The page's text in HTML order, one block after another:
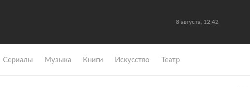
8 августа, 12:42
Сериалы Музыка Книги Искусство Театр